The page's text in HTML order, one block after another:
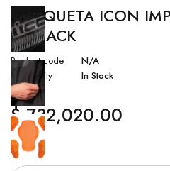
CHAQUETA ICON
– BLACK
Product code
N/A
Availability
In Stock
$732,020.00
Talla